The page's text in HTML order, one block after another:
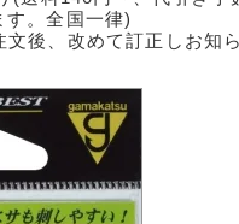
す。全国一律)
後、改めて訂正しお知